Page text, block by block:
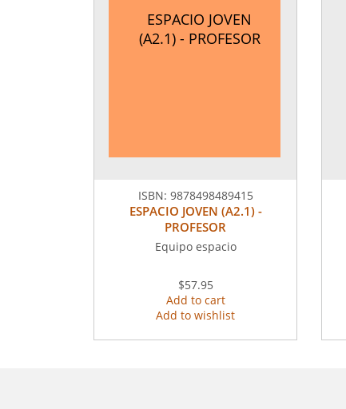
ESPACIO JOVEN
(A2.1) - PROFESOR
ISBN: 9878498489415
ESPACIO JOVEN (A2.1) -
PROFESOR
Equipo espacio
$57.95
Add to cart
Add to wishlist